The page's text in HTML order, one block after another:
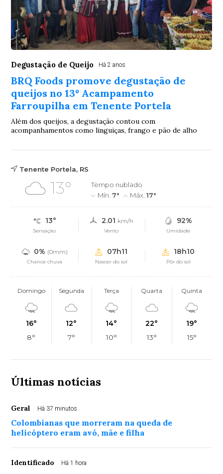
Degustação de Queijo Há 2 anos
BRQ Foods promove degustação de
queijos no 13º Acampamento
Farroupilha em Tenente Portela
Além dos queijos, a degustação contou com
acompanhamentos como linguiças, frango e pão de alho
Tenente Portela, RS
13°
Tempo nublado
Mín. 7° Máx.17°
13°
Sensação
2.01 km/h
Vento
92%
Umidade
0% (0mm)
Chance chuva
07h11
Nascer do sol
18h10
Pôr do sol
Domingo
16°
8°
Segunda
12°
7°
Terça
14°
10°
Quarta
22°
13°
Quinta
19°
15°
Últimas notícias
Geral Há 37 minutos
Colombianas que morreram na queda de
helicóptero eram avó, mãe e filha
Identificado Há 1 hora